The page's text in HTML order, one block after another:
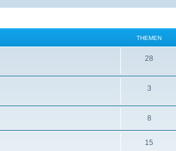
THEMEN
28
3
8
15